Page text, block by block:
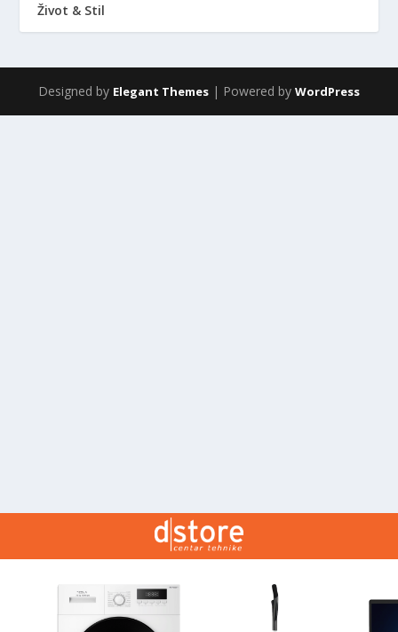
Život & Stil
Designed by Elegant Themes | Powered by WordPress